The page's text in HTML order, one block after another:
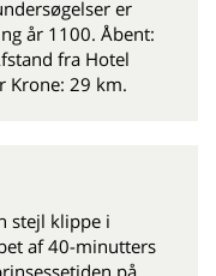
er
år 1100. Åbent:
fra Hotel
Krone: 29 km.
stejl klippe i
af 40-minutters
på